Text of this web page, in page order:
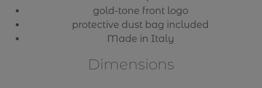
gold-tone front logo
protective dust bag included
Made in Italy
Dimensions